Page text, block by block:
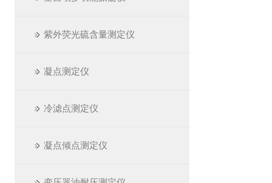
紫外荧光硫含量测定仪
凝点测定仪
冷滤点测定仪
凝点倾点测定仪